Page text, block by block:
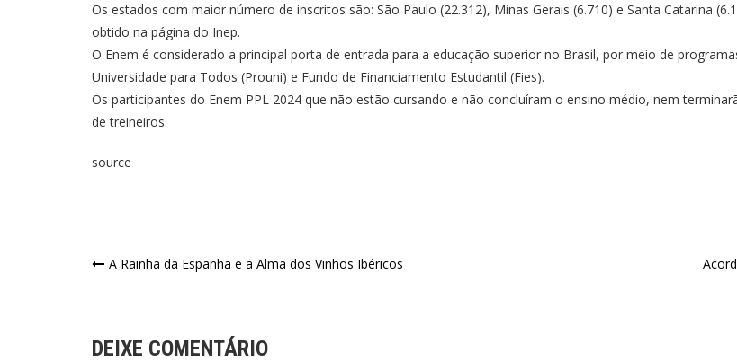
Os estados com maior número de inscritos são: São Paulo (22.312), Minas Gerais (6.710) e Santa Catarina
obtido na página do Inep.
O Enem é considerado a principal porta de entrada para a educação superior no Brasil, por meio de
Universidade para Todos (Prouni) e Fundo de Financiamento Estudantil (Fies).
Os participantes do Enem PPL 2024 que não estão cursando e não concluíram o ensino médio, nem
de treineiros.
source
A Rainha da Espanha e a Alma dos Vinhos Ibéricos
DEIXE COMENTÁRIO